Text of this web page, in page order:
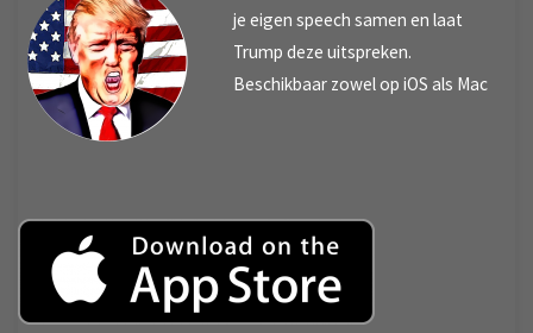
je eigen speech samen en laat
Trump deze uitspreken.
Beschikbaar zowel op iOS als Mac